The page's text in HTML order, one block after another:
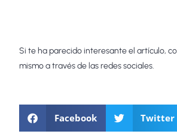
Si te ha parecido interesante el artículo,
mismo a través de las redes sociales.
Facebook Twitter